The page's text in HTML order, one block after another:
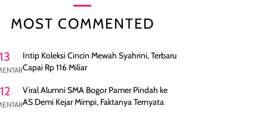
MOST COMMENTED
13
Intip Koleksi Cincin Mewah Syahrini, Terbaru
Capai Rp 116 Miliar
12
Viral Alumni SMA Bogor Pamer Pindah ke
AS Demi Kejar Mimpi, Faktanya Ternyata